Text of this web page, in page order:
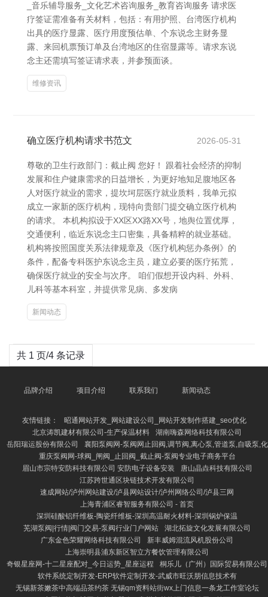
_音乐辅导服务_文化艺术咨询服务_教育咨询服务 请求医
疗签证需准备有关材料，包括：有用护照、台湾医疗机构
出具的医疗显露、医疗用度预估单、个东说念主财务显
露、来回机票预订单及台湾地区的住宿显露等。请求东说
念主还需填写签证请求表，并参预面谈。
维修资讯
确立医疗机构请求书范文 2026-05-31
尊敬的卫生行政部门：截止阀 您好！ 跟着社会经济的抑制
发展和住户健康需求的日益增长，为更好地知足腹地区各
人对医疗就业的需求，提坎坷层医疗就业质料，我单元拟
成立一家新的医疗机构，现特向贵部门提交确立医疗机构
的请求。 本机构拟设于XX区XX路XX号，地舆位置优厚，
交通便利，临近东说念主口密集，具备精粹的就业基础。
机构将按照国度关系法律规章及《医疗机构惩办条例》的
条件，配备专科医护东说念主员，建立必要的医疗拓荒，
确保医疗就业的安全与次序。 咱们假想开设内科、外科、
儿科等基本科室，并提供常见病、多发病
新闻动态
共 1 页/4 条记录
品牌介绍 项目介绍 联系我们 新闻动态
友情链接：
昭通网站开发_网站建设公司_网站开发制作搭建_seo优化
北京涛凯建材有限公司-生产保温材料
湖南嗨森网络科技有限公司
岳阳瑞运股份有限公司
襄阳泵阀网-泵阀网止回阀,调节阀,离心泵,管道泵,自吸泵,化
重庆泵阀网-球阀_闸阀_止回阀_截止阀-泵阀专业电子商务平台
眉山市宗特安防科技有限公司 安防电子设备安装
唐山晶垚科技有限公司
江苏跨世通区块链技术开发有限公司
速成网站/泸州网站建设/泸县网站设计/泸州网络公司/泸县三网
上海青浦区睿智服务有限公司 - 首页
深圳硅酸铝纤维板-陶瓷纤维板-深圳高温耐火材料-深圳锅炉保温
芜湖泵阀|行情|阀门交易-泵阀行业门户网站
湖北拓旋文化发展有限公司
广东金色荣耀网络科技有限公司
新丰威姆混流风机股份公司
上海崇明县浦东新区智立方餐饮管理有限公司
奇银星座网-十二星座配对_今日运势_星座运程
桐乐儿（广州）国际贸易有限公司
软件系统定制开发-ERP软件定制开发-武威市旺沃朋信息技术有
无锡新茶嫩茶中高端品茶约茶 无锡qm资料站街wx上门信息一条龙工作室论坛